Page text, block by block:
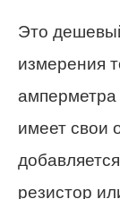
Это
измерения
амперметра
имеет свои
резистор